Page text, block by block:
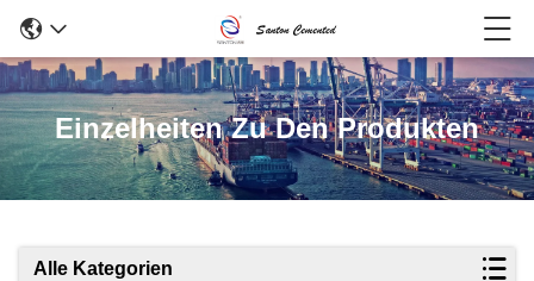
Einzelheiten Zu Den Produkten
Alle Kategorien